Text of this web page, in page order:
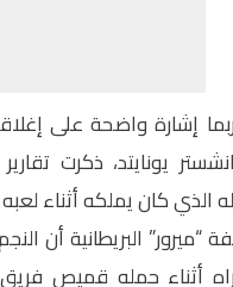
إشارة واضحة على
يونايتد، ذكرت
الذي كان يملكه أثناء لعبه
البريطانية أن